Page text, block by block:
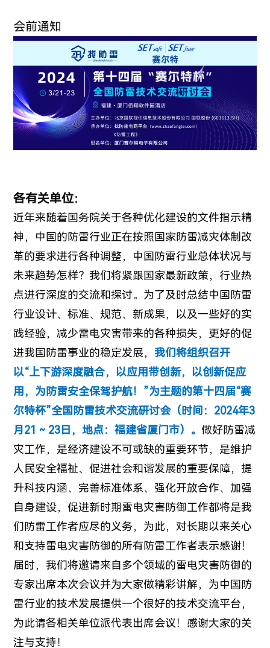
会前通知
各有关单位：
近年来随着国务院关于各种优化建设的文件指示精
神，中国的防雷行业正在按照国家防雷减灾体制改
革的要求进行各种调整，中国防雷行业总体状况与
未来趋势怎样？我们将紧跟国家最新政策，行业热
点进行深度的交流和探讨。为了及时总结中国防雷
行业设计、标准、规范、新成果，以及一些好的实
践经验，减少雷电灾害带来的各种损失，更好的促
进我国防雷事业的稳定发展， 我们将组织召开
以“上下游深度融合，以应用带创新，以创新促应
用，为防雷安全保驾护航！”为主题的第十四届“赛
尔特杯”全国防雷技术交流研讨会（时间：2024年3
月21 ~ 23日，地点：福建省厦门市）。做好防雷减
灾工作，是经济建设不可或缺的重要环节，是维护
人民安全福祉、促进社会和谐发展的重要保障，提
升科技内涵、完善标准体系、强化开放合作、加强
自身建设，促进新时期雷电灾害防御工作都将是我
们防雷工作者应尽的义务，为此，对长期以来关心
和支持雷电灾害防御的所有防雷工作者表示感谢！
届时，我们将邀请来自多个领域的雷电灾害防御的
专家出席本次会议并为大家做精彩讲解，为中国防
雷行业的技术发展提供一个很好的技术交流平台，
为此请各相关单位派代表出席会议！感谢大家的关
注与支持！